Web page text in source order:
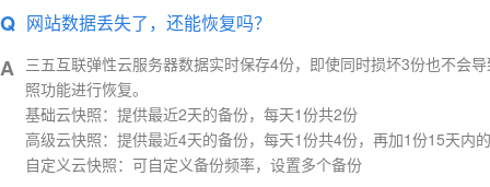
Q 网站数据丢失了，还能恢复吗？
A 三五互联弹性云服务器数据实时保存4份，即使同时损坏3份也不会
照功能进行恢复。
基础云快照：提供最近2天的备份，每天1份共2份
高级云快照：提供最近4天的备份，每天1份共4份，再加1份15天内
自定义云快照：可自定义备份频率，设置多个备份